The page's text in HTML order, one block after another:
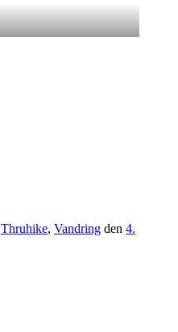
Thruhike, Vandring den 4.